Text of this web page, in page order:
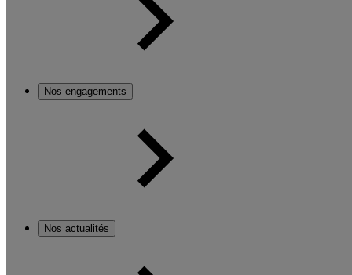
Nos engagements
Nos actualités